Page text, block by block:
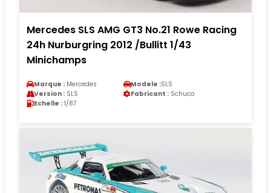
Mercedes SLS AMG GT3 No.21 Rowe Racing
24h Nurburgring 2012 /Bullitt 1/43
Minichamps
Marque : Mercedes Modele :SLS
Version : SLS Fabricant : Schuco
Echelle : 1/87